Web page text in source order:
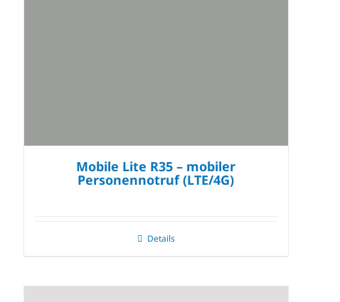
Mobile Lite R35 – mobiler
Personennotruf (LTE/4G)
Details